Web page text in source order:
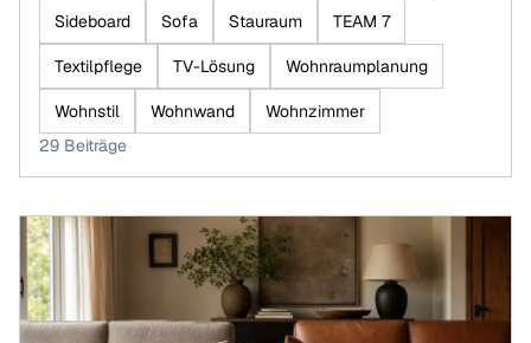
Sideboard Sofa Stauraum TEAM 7
Textilpflege TV-Lösung Wohnraumplanung
Wohnstil Wohnwand
Wohnzimmer
29 Beiträge